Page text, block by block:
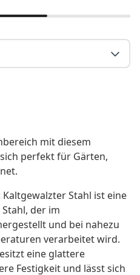
mit diesem
perfekt für Gärten,
Stahl ist eine
der im
und bei nahezu
verarbeitet wird.
eine glattere
Festigkeit und lässt sich